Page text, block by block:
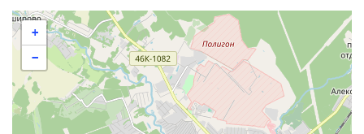
+
−